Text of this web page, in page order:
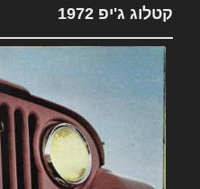
קטלוג ג'יפ 1972